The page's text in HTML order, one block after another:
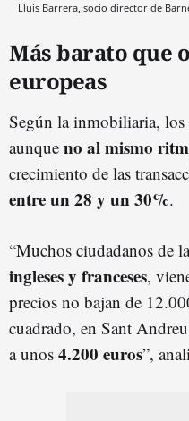
Lluís Barrera, socio director de
Más barato que
europeas
Según la inmobiliaria, los
aunque no al mismo
crecimiento de las
entre un 28 y un 30%.
“Muchos ciudadanos de
ingleses y franceses,
precios no bajan de
cuadrado, en Sant
a unos 4.200 euros”,